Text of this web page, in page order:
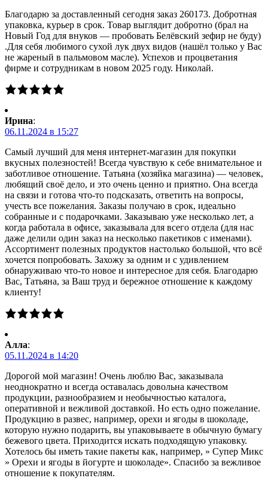
Благодарю за доставленный сегодня заказ 260173. Добротная
упаковка, курьер в срок. Товар выглядит добротно (брал на
Новый Год для внуков — пробовать Белёвский зефир не буду)
.Для себя любимого сухой лук двух видов (нашёл только у Вас
не жареный в пальмовом масле). Успехов и процветания
фирме и сотрудникам в новом 2025 году. Николай.
Ирина:
06.11.2024 в 15:27
Самый лучший для меня интернет-магазин для покупки
вкусных полезностей! Всегда чувствую к себе внимательное и
заботливое отношение. Татьяна (хозяйка магазина) — человек,
любящий своё дело, и это очень ценно и приятно. Она всегда
на связи и готова что-то подсказать, ответить на вопросы,
учесть все пожелания. Заказы получаю в срок, идеально
собранные и с подарочками. Заказываю уже несколько лет, а
когда работала в офисе, заказывала для всего отдела (для нас
даже делили один заказ на несколько пакетиков с именами).
Ассортимент полезных продуктов настолько большой, что всё
хочется попробовать. Захожу за одним и с удивлением
обнаруживаю что-то новое и интересное для себя. Благодарю
Вас, Татьяна, за Ваш труд и бережное отношение к каждому
клиенту!
Алла:
05.11.2024 в 14:20
Дорогой мой магазин! Очень люблю Вас, заказывала
неоднократно и всегда оставалась довольна качеством
продукции, разнообразием и необычностью каталога,
оперативной и вежливой доставкой. Но есть одно пожелание.
Продукцию в развес, например, орехи и ягоды в шоколаде,
которую нужно подарить, вы упаковываете в обычную бумагу
бежевого цвета. Приходится искать подходящую упаковку.
Хотелось бы иметь такие пакеты как, например, » Супер Микс
» Орехи и ягоды в йогурте и шоколаде». Спасибо за вежливое
отношение к покупателям.